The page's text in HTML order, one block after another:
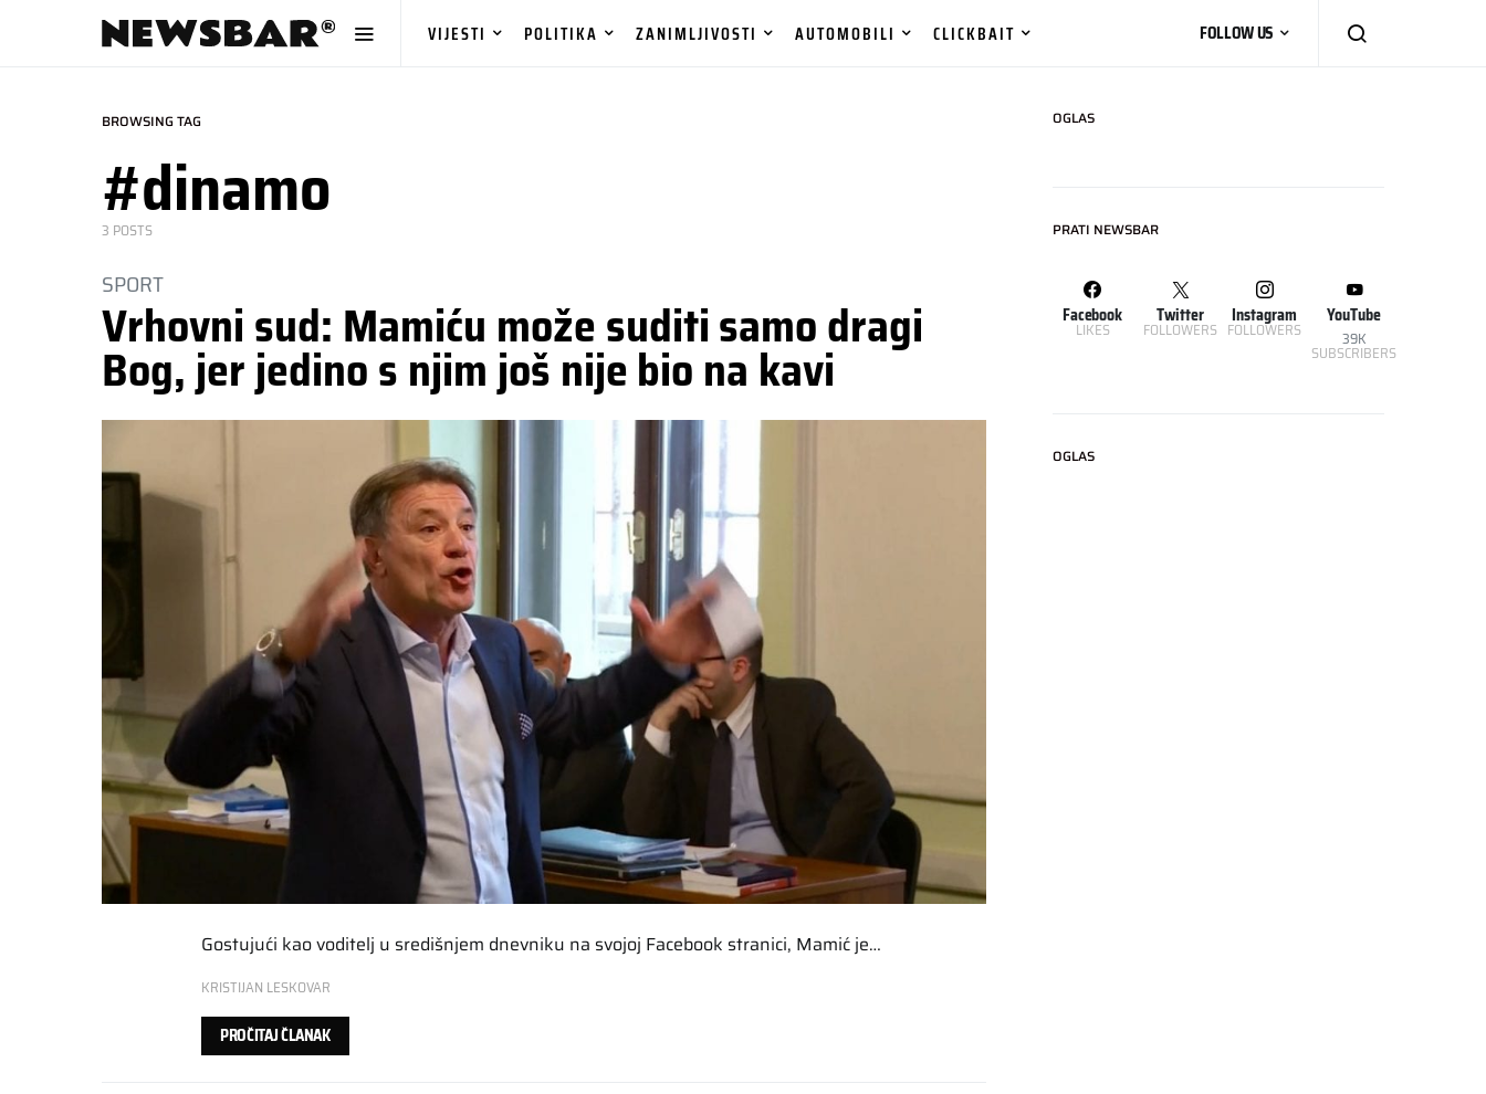
VIJESTI POLITIKA ZANIMLJIVOSTI AUTOMOBILI CLICKBAIT FOLLOW US
BROWSING TAG
#dinamo
3 POSTS
SPORT
Vrhovni sud: Mamiću može suditi samo dragi
Bog, jer jedino s njim još nije bio na kavi
Gostujući kao voditelj u središnjem dnevniku na svojoj Facebook stranici, Mamić je…
KRISTIJAN LESKOVAR
PROČITAJ ČLANAK
OGLAS
PRATI NEWSBAR
Facebook
LIKES
Twitter
FOLLOWERS
Instagram
FOLLOWERS
YouTube
39K
SUBSCRIBERS
OGLAS